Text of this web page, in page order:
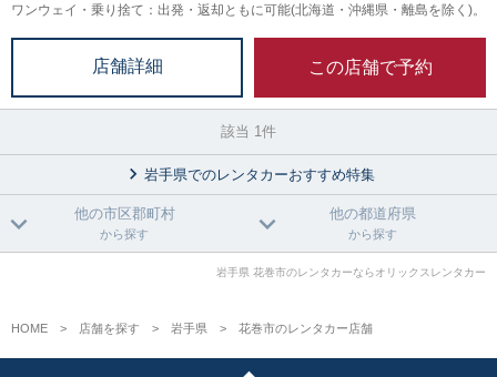
ワンウェイ・乗り捨て：出発・返却ともに可能(北海道・沖縄県・離島を除く)。
店舗詳細 この店舗で予約
該当 1件
岩手県でのレンタカーおすすめ特集
他の市区郡町村
から探す
他の都道府県
から探す
岩手県 花巻市のレンタカーならオリックスレンタカー
HOME 店舗を探す 岩手県 花巻市のレンタカー店舗